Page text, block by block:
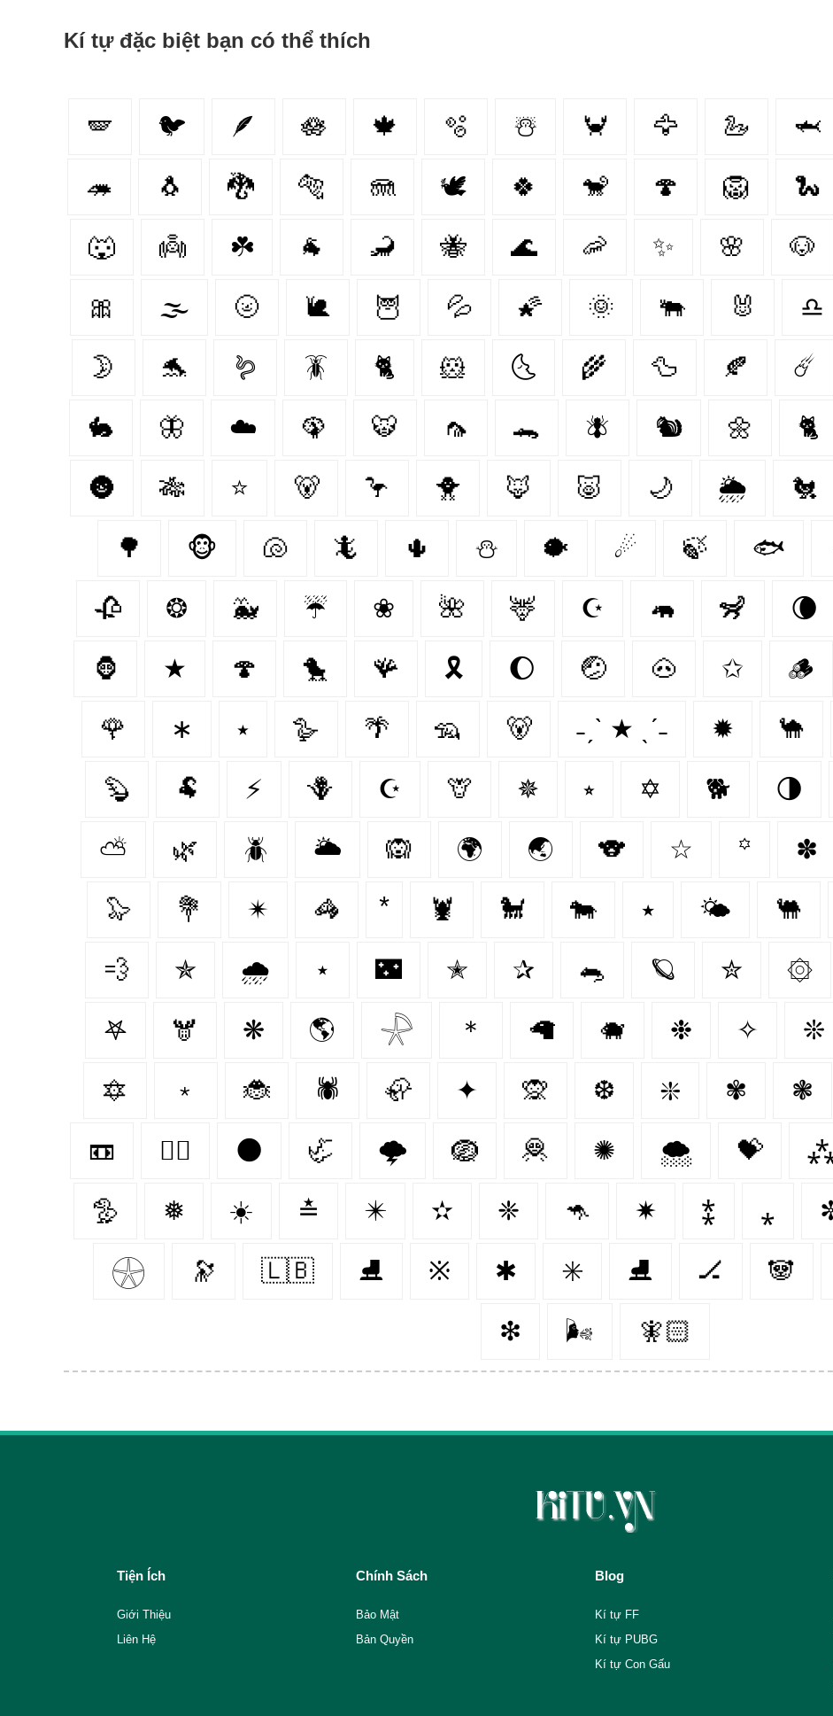
Kí tự đặc biệt bạn có thể thích
🪽 🐦 🪶 🪷 🍁 🫧 ☃️ 🦀 🦅 🦢 🦈
🦔 🐧 🐉 🐅 🪼 🕊️ 🍀 🐒 🍄 🦁 🐍
🐺 👼 ☘️ 🐐 🦂 🐝 🌊 🦐 ✨ 🌸 🐶
🎀 🌫️ 🌝 🐌 🦉 💦 🌠 🌞 🐃 🐰 ♎
🌛 🐬 🪱 🪳 🐈 🐹 🌜 🌾 🦆 🍂 ☄️
🐇 🦋 ☁️ 🦚 🐯 🦟 🐊 🪰 🐿️ 🌼 🐈‍
🌚 🎋 ⭐ 🐻‍ 🦩 🐥 🦊 🐷 🌙 🌦️ 🐔
🌳 🐵 🐚 🦎 🌵 ⛄ 🐡 ☄ 🍃 🐟
🥀 ❂ 🐳 ☔ ❀ 🌺 🦌 ☪ 🦛 🦨 🌘
🦍 ★ 🍄‍ 🐤 🪸 🎗 🌔 🤕 🐽 ✩ 🪵
🌹 ∗ ⭑ 🪿 🌴 🦡 🐻 ˗ˏˋ ★ ˎˊ˗ ✹ 🐪
🦫 🐏 ⚡ 🪻 ☪️ 🦒 ✵ ⭒ ✡ 🐕 🌗
⛅ 🌿 🪲 🌥️ 🙉 🌍 🌏 🐨 ☆ ꙳ ✽
🦭 💐 ✴ 🦓 🦞 🐩 🐄 ٭ 🌤️ 🐫
💨 ✯ 🌧️ ⋆ 🌃 ✭ ✰ 🐀 🪐 ✮ ۞
𖤐 🫎 ❋ 🌎 𓇻 ＊ 🦙 🐗 ❉ ✧ ❊
🔯 ﹡ 🐞 🕷️ 🦣 ✦ 🙊 ❆ ❇️ ✾ ❃
📼 🐕‍🦺 🌑 🦏 🌩️ 🪺 🦧 ✺ 🌨️ 💝
🦤 ❅ ☀️ ≛ ✴️ ✫ ❈ 🦘 ✷ ⁑ ⁎
𓇽 🔭 🇱🇧 ⛸️ ※ ✱ ✳️ ⛸ 🏒 🐼
❇ 🌬️ 🧚🏻
Tiện Ích
Giới Thiệu
Liên Hệ
Chính Sách
Bảo Mật
Bản Quyền
Blog
Kí tự FF
Kí tự PUBG
Kí tự Con Gấu